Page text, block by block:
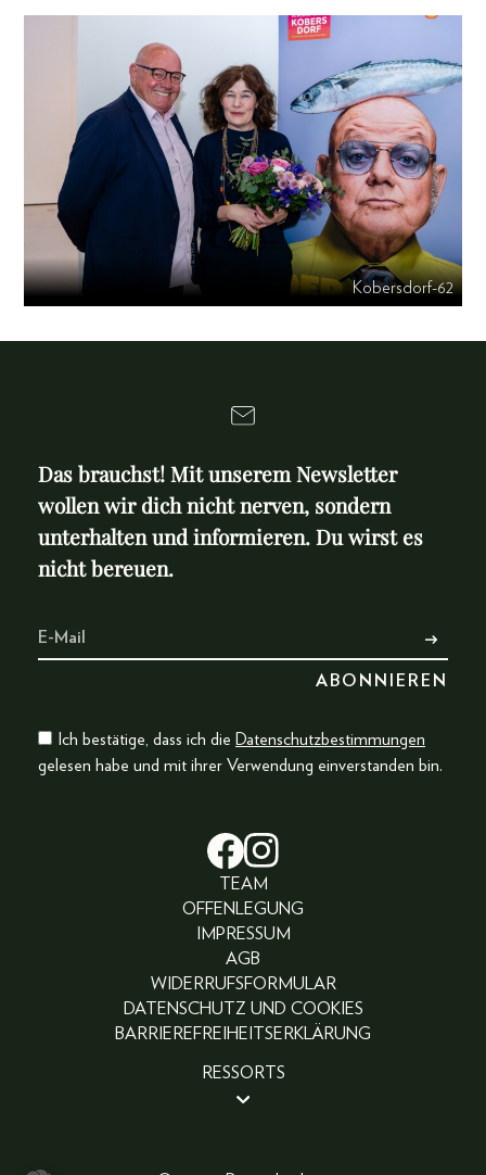
Kobersdorf-62
Das brauchst! Mit unserem Newsletter
wollen wir dich nicht nerven, sondern
unterhalten und informieren. Du wirst es
nicht bereuen.
Ich bestätige, dass ich die Datenschutzbestimmungen
gelesen habe und mit ihrer Verwendung einverstanden bin.
TEAM
OFFENLEGUNG
IMPRESSUM
AGB
WIDERRUFSFORMULAR
DATENSCHUTZ UND COOKIES
BARRIEREFREIHEITSERKLÄRUNG
RESSORTS